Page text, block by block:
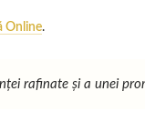
Online.
rafinate și a unei